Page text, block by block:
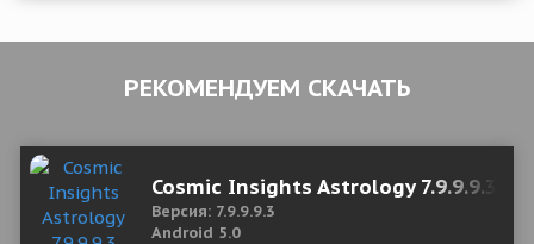
РЕКОМЕНДУЕМ СКАЧАТЬ
Cosmic Insights Astrology 7.9.9.9.3
Версия: 7.9.9.9.3
Android 5.0